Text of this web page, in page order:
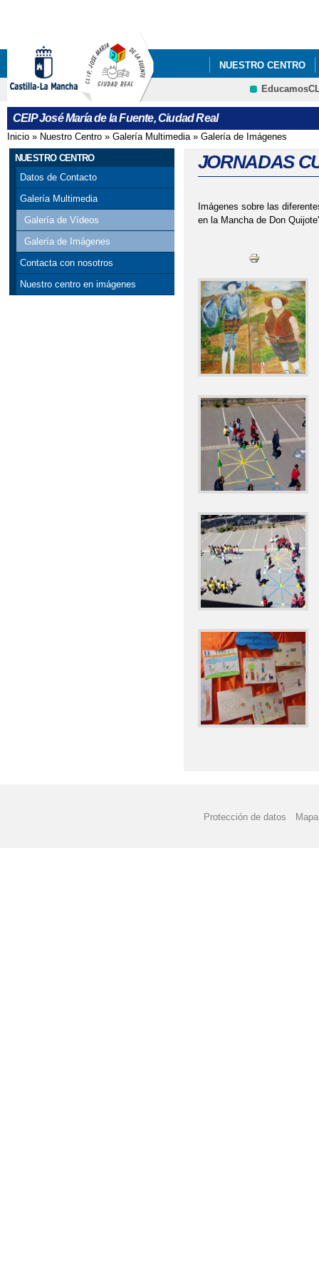
NUESTRO CENTRO
CEIP José María de la Fuente, Ciudad Real
Se encuentra usted aquí
Inicio » Nuestro Centro » Galería Multimedia» Galería de Imágenes
NUESTRO CENTRO
Datos de Contacto
Galería Multimedia
Galería de Vídeos
Galería de Imágenes
Contacta con nosotros
Nuestro centro en imágenes
JORNADAS
Imágenes sobre las
en la Mancha de Don
Protección de datos